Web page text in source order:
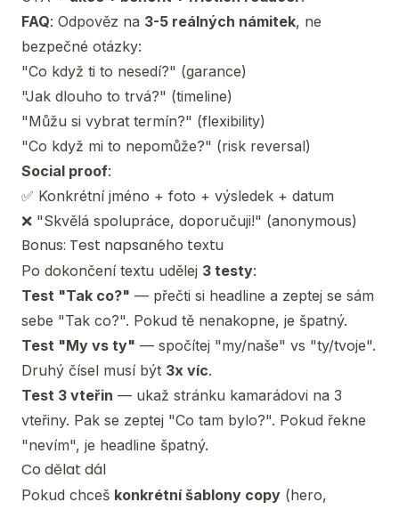
FAQ: Odpověz na 3-5 reálných námitek, ne
bezpečné otázky:
"Co když ti to nesedí?" (garance)
"Jak dlouho to trvá?" (timeline)
"Můžu si vybrat termín?" (flexibility)
"Co když mi to nepomůže?" (risk reversal)
Social proof:
✅ Konkrétní jméno + foto + výsledek + datum
❌ "Skvělá spolupráce, doporučuji!" (anonymous)
Bonus: Test napsaného textu
Po dokončení textu udělej 3 testy:
Test "Tak co?" — přečti si headline a zeptej se sám
sebe "Tak co?". Pokud tě nenakopne, je špatný.
Test "My vs ty" — spočítej "my/naše" vs "ty/tvoje".
Druhý čísel musí být 3x víc.
Test 3 vteřin — ukaž stránku kamarádovi na 3
vteřiny. Pak se zeptej "Co tam bylo?". Pokud řekne
"nevím", je headline špatný.
Co dělat dál
Pokud chceš konkrétní šablony copy (hero,